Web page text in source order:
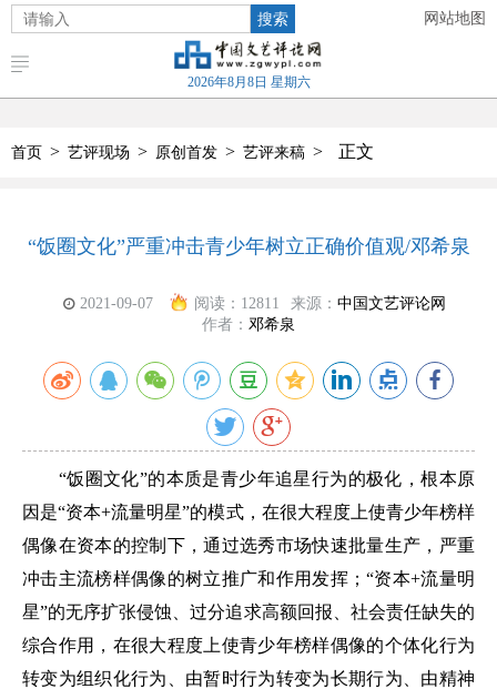
搜索 网站地图
2026年8月8日 星期六
首页 > 艺评现场 > 原创首发 > 艺评来稿 > 正文
“饭圈文化”严重冲击青少年树立正确价值观/邓希泉
2021-09-07 阅读： 12811 来源： 中国文艺评论网
作者： 邓希泉
“饭圈文化”的本质是青少年追星行为的极化，根本原
因是“资本+流量明星”的模式，在很大程度上使青少年榜样
偶像在资本的控制下，通过选秀市场快速批量生产，严重
冲击主流榜样偶像的树立推广和作用发挥；“资本+流量明
星”的无序扩张侵蚀、过分追求高额回报、社会责任缺失的
综合作用，在很大程度上使青少年榜样偶像的个体化行为
转变为组织化行为、由暂时行为转变为长期行为、由精神